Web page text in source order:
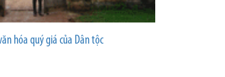
hóa quý giá của Dân tộc